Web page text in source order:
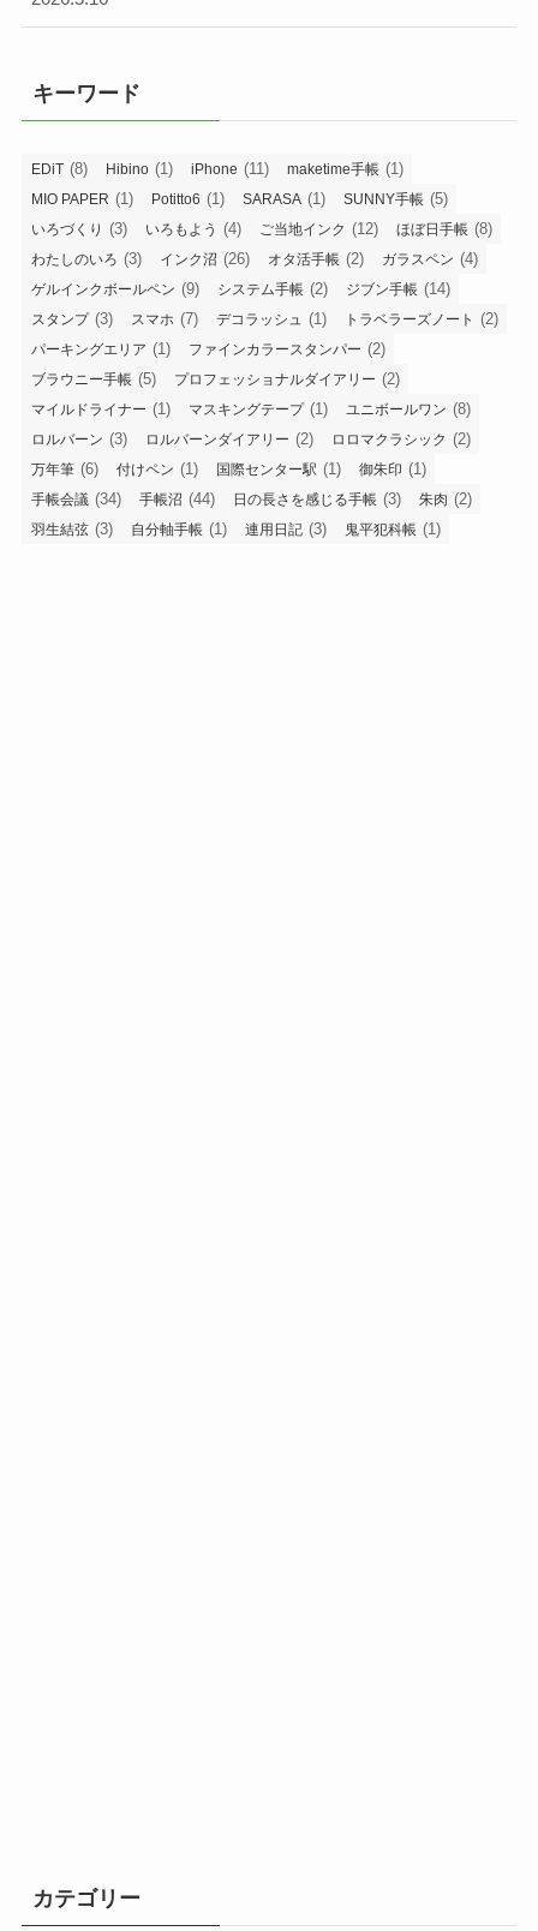
キーワード
EDiT (8) Hibino (1) iPhone (11) maketime手帳 (1)
MIO PAPER (1) Potitto6 (1) SARASA (1) SUNNY手帳 (5)
いろづくり (3) いろもよう (4) ご当地インク (12) ほぼ日手帳 (8)
わたしのいろ (3) インク沼 (26) オタ活手帳 (2) ガラスペン (4)
ゲルインクボールペン (9) システム手帳 (2) ジブン手帳 (14)
スタンプ(3) スマホ (7) デコラッシュ (1) トラベラーズノート (2)
パーキングエリア (1) ファインカラースタンパー (2)
ブラウニー手帳 (5) プロフェッショナルダイアリー (2)
マイルドライナー (1) マスキングテープ(1) ユニボールワン (8)
ロルバーン (3) ロルバーンダイアリー (2) ロロマクラシック (2)
万年筆 (6) 付けペン (1) 国際センター駅 (1) 御朱印 (1)
手帳会議 (34) 手帳沼 (44) 日の長さを感じる手帳 (3) 朱肉 (2)
羽生結弦 (3) 自分軸手帳 (1) 連用日記 (3) 鬼平犯科帳 (1)
カテゴリー